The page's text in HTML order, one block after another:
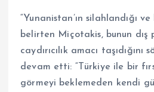
“Yunanistan’ın silahlandığı
belirten Miçotakis, bunun dış
caydırıcılık amacı taşıdığını
devam etti: “Türkiye ile bir
görmeyi beklemeden kendi